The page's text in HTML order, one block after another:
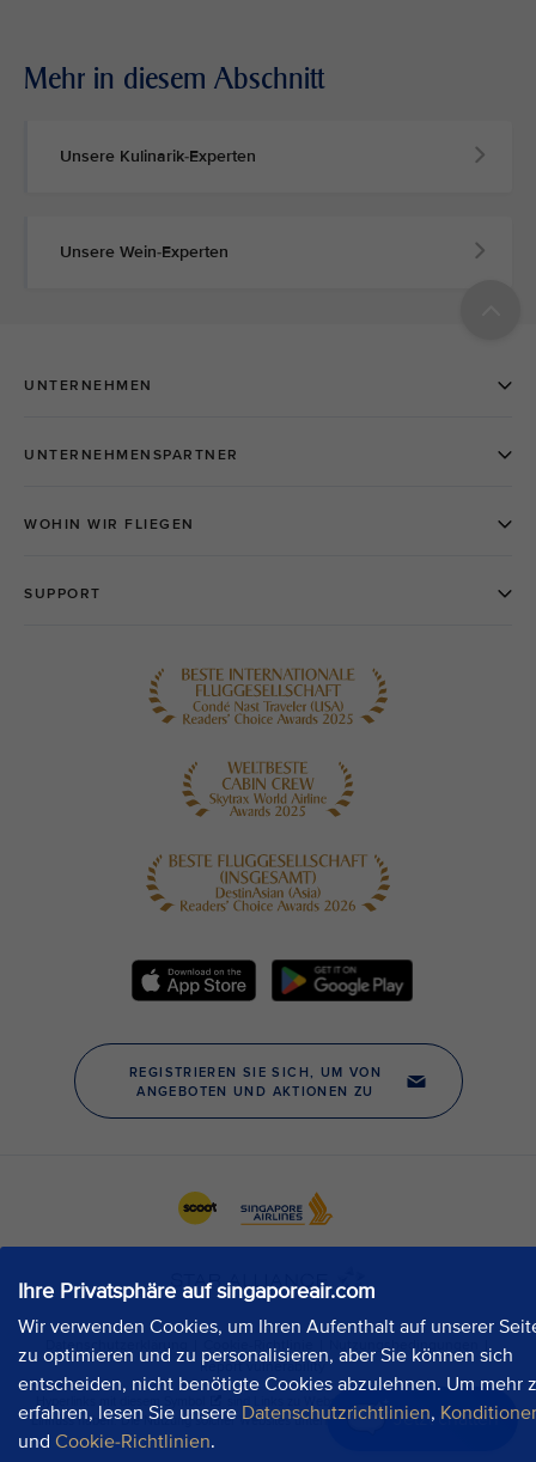
Ihre Privatsphäre auf singaporeair.com
Wir verwenden Cookies, um Ihren Aufenthalt auf unserer
zu optimieren und zu personalisieren, aber Sie können sich
entscheiden, nicht benötigte Cookies abzulehnen. Um mehr
erfahren, lesen Sie unsere Datenschutzrichtlinien,
und Cookie-Richtlinien.
Jetzt chatten
Mehr in diesem Abschnitt
Unsere Kulinarik-Experten
Unsere Wein-Experten